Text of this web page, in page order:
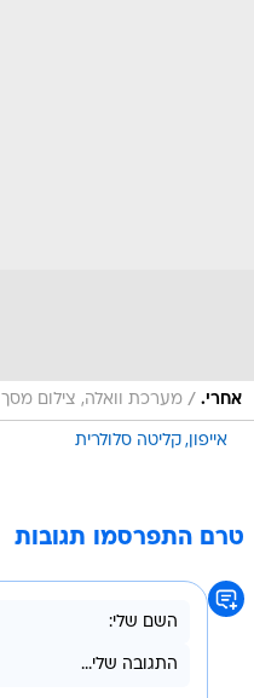
אחרי. / מערכת וואלה, צילום מסך
אייפון קליטה סלולרית
טרם התפרסמו תגובות